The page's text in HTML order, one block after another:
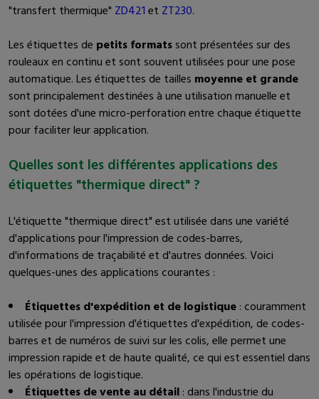
"transfert thermique" ZD421et ZT230.
Les étiquettes de petits formatssont présentées sur des
rouleaux en continu et sont souvent utilisées pour une pose
automatique. Les étiquettes de tailles moyenne et grande
sont principalement destinées à une utilisation manuelle et
sont dotées d'une micro-perforation entre chaque étiquette
pour faciliter leur application.
Quelles sont les différentes applications des
étiquettes "thermique direct" ?
L'étiquette "thermique direct" est utilisée dans une variété
d'applications pour l'impression de codes-barres,
d'informations de traçabilité et d'autres données. Voici
quelques-unes des applications courantes :
Étiquettes d'expédition et de logistique: couramment
utilisée pour l'impression d'étiquettes d'expédition, de codes-
barres et de numéros de suivi sur les colis, elle permet une
impression rapide et de haute qualité, ce qui est essentiel dans
les opérations de logistique.
Étiquettes de vente au détail: dans l'industrie du